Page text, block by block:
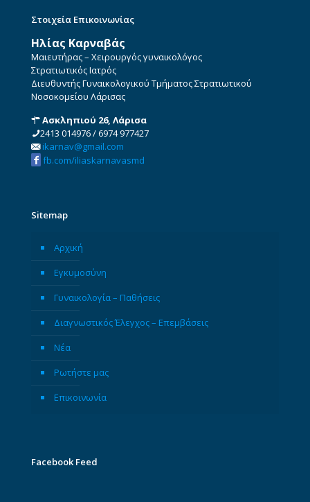
Στοιχεία Επικοινωνίας
Ηλίας Καρναβάς
Μαιευτήρας – Χειρουργός γυναικολόγος
Στρατιωτικός Ιατρός
Διευθυντής Γυναικολογικού Τμήματος Στρατιωτικού
Νοσοκομείου Λάρισας
Ασκληπιού 26, Λάρισα
2413 014976/6974 977427
ikarnav@gmail.com
fb.com/iliaskarnavasmd
Sitemap
Αρχική
Εγκυμοσύνη
Γυναικολογία – Παθήσεις
Διαγνωστικός Έλεγχος – Επεμβάσεις
Νέα
Ρωτήστε μας
Επικοινωνία
Facebook Feed